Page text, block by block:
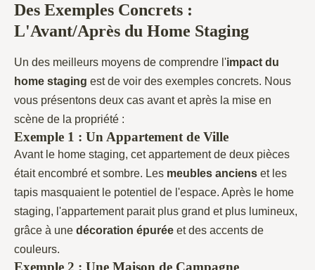
Des Exemples Concrets :
L'Avant/Après du Home Staging
Un des meilleurs moyens de comprendre l'impact du
home staging est de voir des exemples concrets. Nous
vous présentons deux cas avant et après la mise en
scène de la propriété :
Exemple 1 : Un Appartement de Ville
Avant le home staging, cet appartement de deux pièces
était encombré et sombre. Les meubles anciens et les
tapis masquaient le potentiel de l'espace. Après le home
staging, l'appartement parait plus grand et plus lumineux,
grâce à une décoration épurée et des accents de
couleurs.
Exemple 2 : Une Maison de Campagne